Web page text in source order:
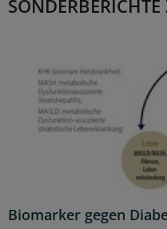
Biomarker gegen